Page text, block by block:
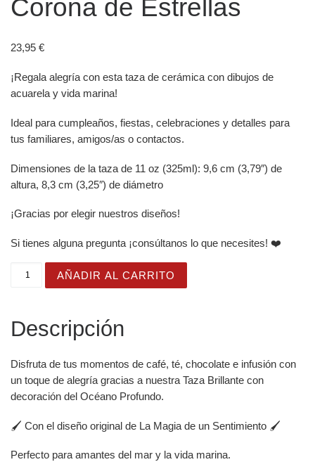
Corona de Estrellas
23,95 €
¡Regala alegría con esta taza de cerámica con dibujos de
acuarela y vida marina!
Ideal para cumpleaños, fiestas, celebraciones y detalles para
tus familiares, amigos/as o contactos.
Dimensiones de la taza de 11 oz (325ml): 9,6 cm (3,79″) de
altura, 8,3 cm (3,25″) de diámetro
¡Gracias por elegir nuestros diseños!
Si tienes alguna pregunta ¡consúltanos lo que necesites! ❤️
Taza Brillante con Bonito Dibujo de Nereida con Corona
AÑADIR AL CARRITO
Descripción
Disfruta de tus momentos de café, té, chocolate e infusión con
un toque de alegría gracias a nuestra Taza Brillante con
decoración del Océano Profundo.
🖌️ Con el diseño original de La Magia de un Sentimiento 🖌️
Perfecto para amantes del mar y la vida marina.